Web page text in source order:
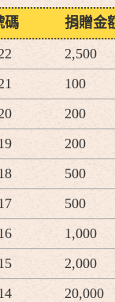
碼 捐贈金
2,500
100
200
200
500
500
1,000
2,000
20,000